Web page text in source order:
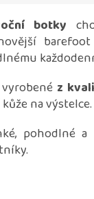
botky
z
na výstelce.
pohodlné